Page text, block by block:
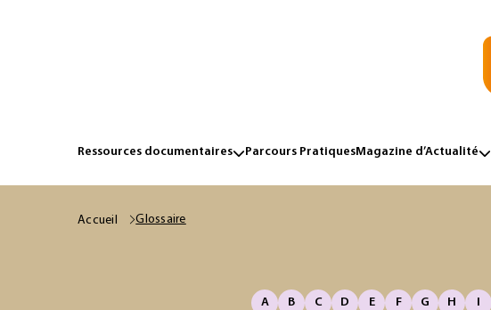
Ressources documentaires Parcours PratiquesMagazine d’Actualité
Accueil Glossaire
A B C D E F G H I